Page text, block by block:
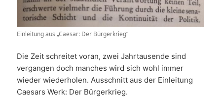
Einleitung aus „Caesar: Der Bürgerkrieg“
Die Zeit schreitet voran, zwei Jahrtausende sind
vergangen doch manches wird sich wohl immer
wieder wiederholen. Ausschnitt aus der Einleitung
Caesars Werk: Der Bürgerkrieg.